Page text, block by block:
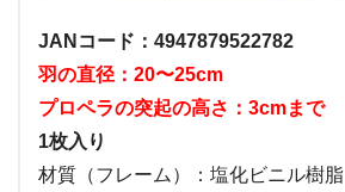
JANコード：4947879522782
羽の直径：20〜25cm
プロペラの突起の高さ：3cmまで
1枚入り
材質（フレーム）：塩化ビニル樹脂